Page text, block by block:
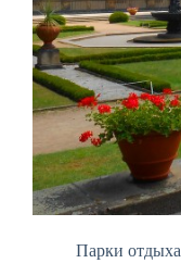
Парки отдыха